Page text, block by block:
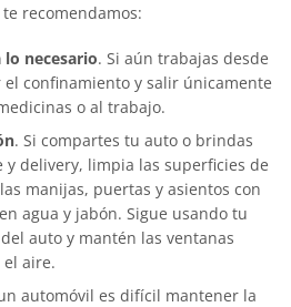
recomendamos:
necesario. Si aún trabajas desde
el confinamiento y salir únicamente
o al trabajo.
. Si compartes tu auto o brindas
delivery, limpia las superficies de
manijas, puertas y asientos con
agua y jabón. Sigue usando tu
auto y mantén las ventanas
aire.
automóvil es difícil mantener la